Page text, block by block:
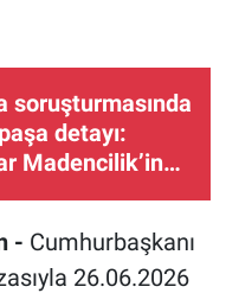
soruşturmasında
detayı:
Madencilik’in
- Cumhurbaşkanı
26.06.2026